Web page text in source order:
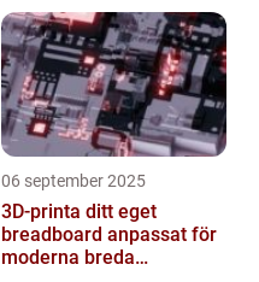
06 september 2025
3D-printa ditt eget
breadboard anpassat för
moderna breda